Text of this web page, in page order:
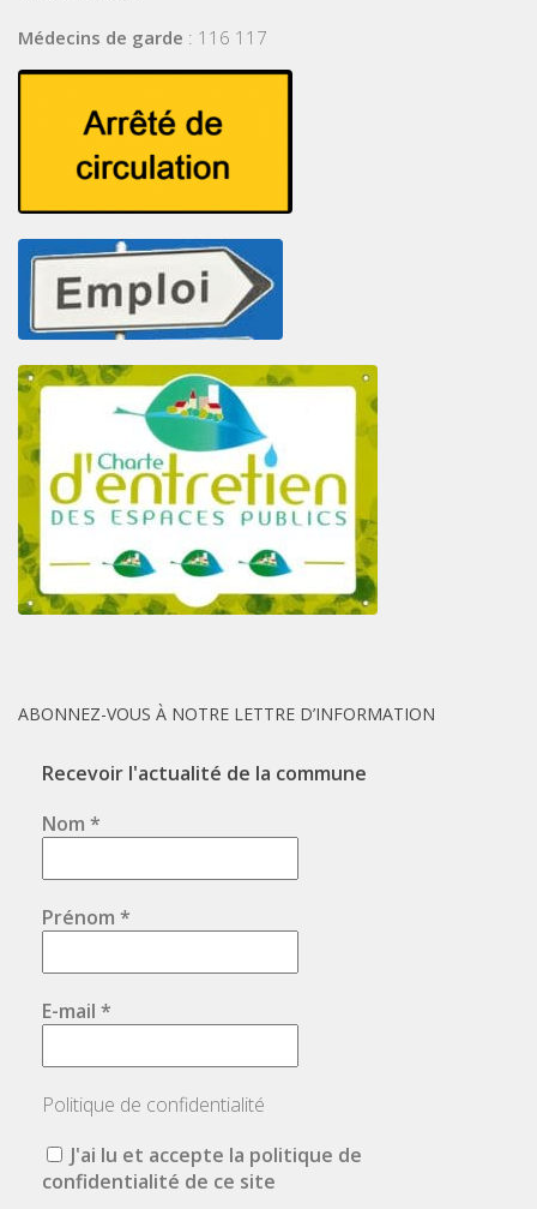
Médecins de garde : 116 117
ABONNEZ-VOUS À NOTRE LETTRE D’INFORMATION
Recevoir l'actualité de la commune
Nom *
Prénom *
E-mail *
Politique de confidentialité
J'ai lu et accepte la politique de
confidentialité de ce site